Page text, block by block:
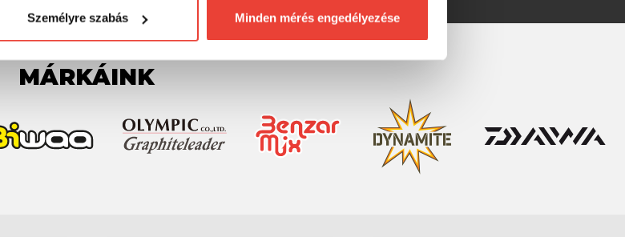
Személyre szabás Minden mérés engedélyezése
MÁRKÁINK